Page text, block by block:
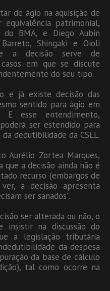
de ágio na aquisição de
patrimonial,
do BMA, e Diego Aubin
Shingaki e Oioli
a decisão serve de
em que se discute
do seu tipo.
e já existe decisão das
sentido para ágio em
E esse entendimento,
ser estendido para
dedutibilidade da CSLL.
Aurélio Zortea Marques,
que a decisão ainda não é
recurso (embargos de
a decisão apresenta
ser sanados”.
ser alterada ou não, o
insistir na discussão do
a legislação tributária
da despesa
da base de cálculo
tal como ocorre na